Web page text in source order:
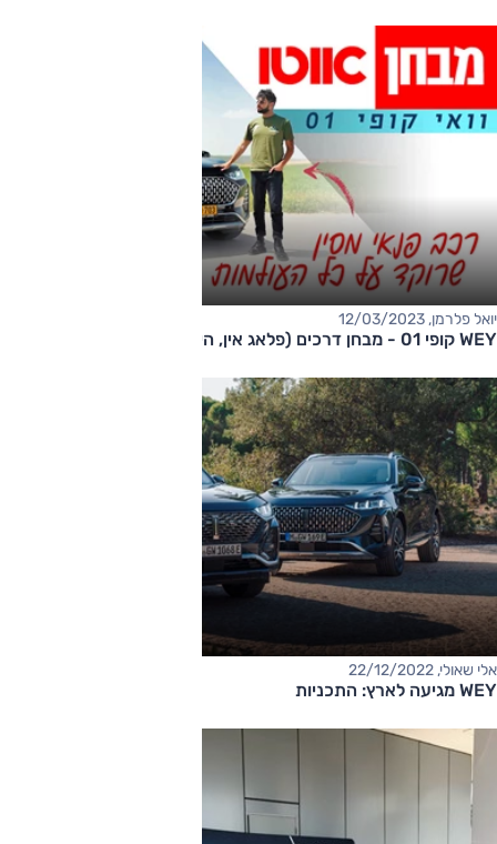
יואל פלרמן, 12/03/2023
WEY קופי 01 - מבחן דרכים (פלאג אין, היברידי)
אלי שאולי, 22/12/2022
WEY מגיעה לארץ: התכניות